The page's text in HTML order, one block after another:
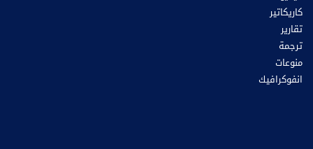
كاريكاتير
تقارير
ترجمة
منوعات
انفوكرافيك